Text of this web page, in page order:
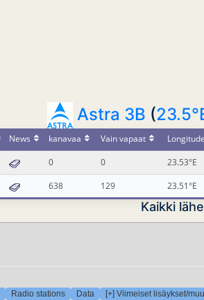
Astra 3B (
News kanavaa Vain vapaat Longitude
0 0 23.53°E
638 129 23.51°E
Kaikki
Radio stations Data [+] Viimeiset lisäykset/